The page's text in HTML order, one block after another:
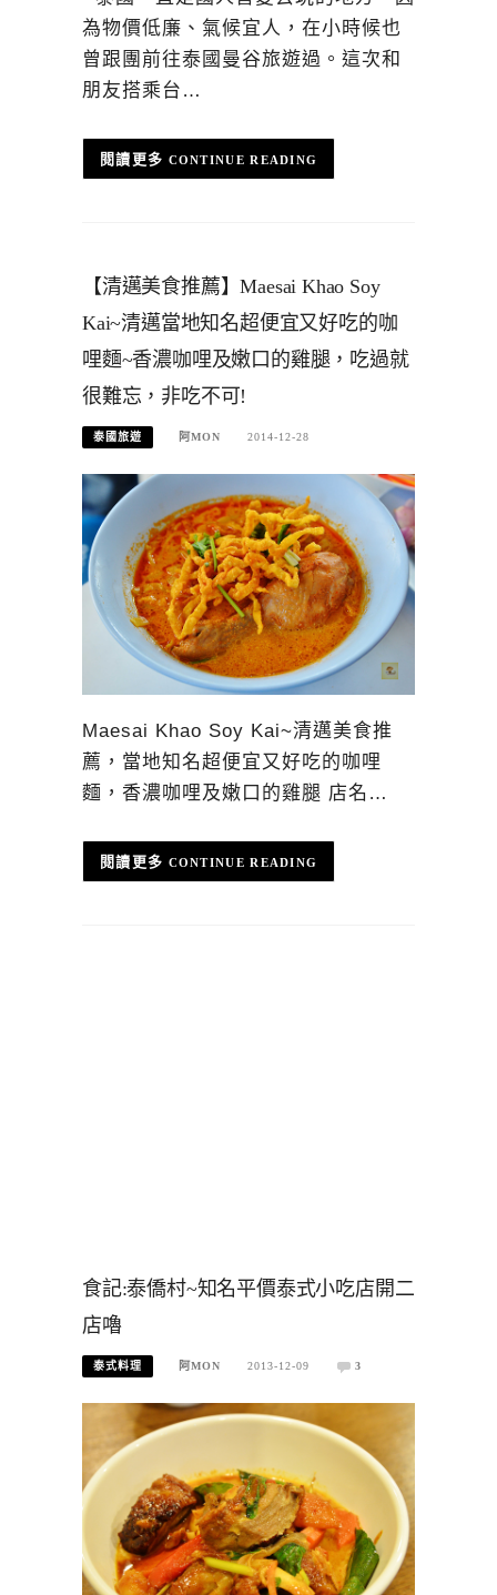
為物價低廉、氣候宜人，在小時候也
曾跟團前往泰國曼谷旅遊過。這次和
朋友搭乘台…
CONTINUE READING
【清邁美食推薦】Maesai Khao Soy
Kai~清邁當地知名超便宜又好吃的咖
哩麵~香濃咖哩及嫩口的雞腿，吃過就
很難忘，非吃不可!
泰國旅遊 阿MON 2014-12-28
Maesai Khao Soy Kai~清邁美食推
薦，當地知名超便宜又好吃的咖哩
麵，香濃咖哩及嫩口的雞腿 店名…
CONTINUE READING
食記:泰僑村~知名平價泰式小吃店開二
店嚕
泰式料理 阿MON 2013-12-09 3